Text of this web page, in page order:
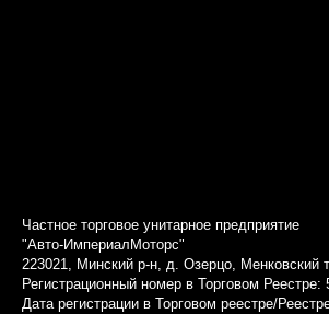
Частное торговое унитарное предприятие
"Авто-ИмпериалМоторс"
223021, Минский р-н, д. Озерцо, Менковский
Регистрационный номер в Торговом Реестре:
Дата регистрации в Торговом реестре/